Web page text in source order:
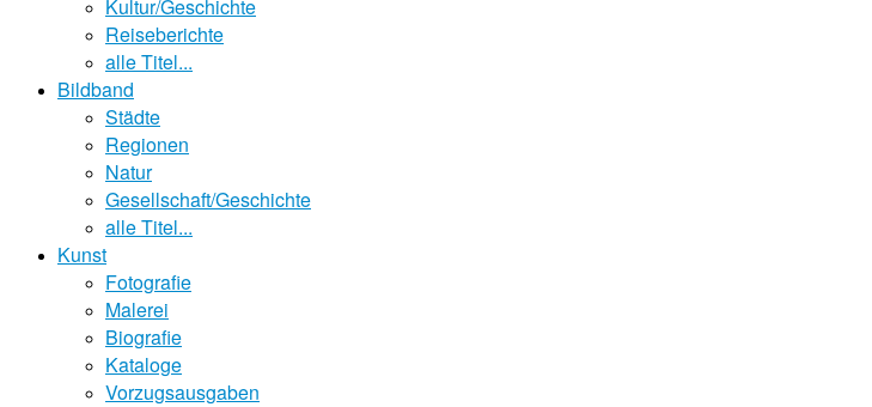
Kultur/Geschichte
Reiseberichte
alle Titel...
Bildband
Städte
Regionen
Natur
Gesellschaft/Geschichte
alle Titel...
Kunst
Fotografie
Malerei
Biografie
Kataloge
Vorzugsausgaben